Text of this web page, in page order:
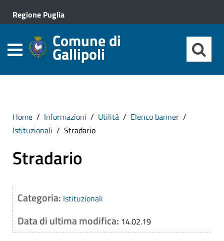
Regione Puglia
Comune di
Gallipoli
Home Informazioni Utilità
Elenco banner
Istituzionali
Stradario
Stradario
Categoria: Istituzionali
Data di ultima modifica: 14.02.19